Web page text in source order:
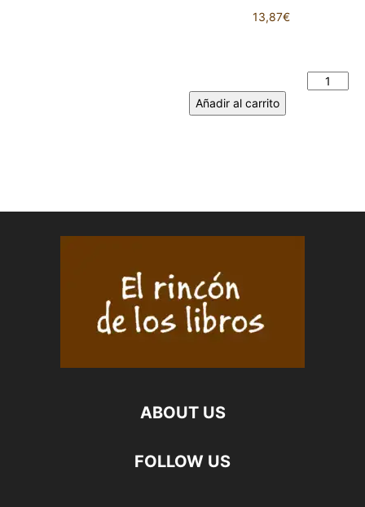
13,87€
Añadir al carrito
ABOUT US
FOLLOW US